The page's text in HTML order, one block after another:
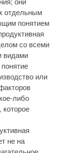
отдельным
понятием
со всеми
видами
или
либо
не на